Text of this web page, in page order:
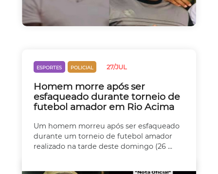
ESPORTES POLICIAL 27/JUL
Homem morre após ser
esfaqueado durante torneio de
futebol amador em Rio Acima
Um homem morreu após ser esfaqueado
durante um torneio de futebol amador
realizado na tarde deste domingo (26 ...